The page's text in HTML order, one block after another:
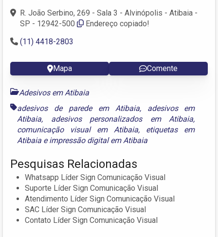
R. João Serbino, 269 - Sala 3 - Alvinópolis - Atibaia -
SP - 12942-500
Endereço copiado!
(11) 4418-2803
Mapa Comente
Adesivos em Atibaia
adesivos de parede em Atibaia, adesivos em
Atibaia, adesivos personalizados em Atibaia,
comunicação visual em Atibaia, etiquetas em
Atibaia eimpressão digital em Atibaia
Pesquisas Relacionadas
Whatsapp Líder Sign Comunicação Visual
Suporte Líder Sign Comunicação Visual
Atendimento Líder Sign Comunicação Visual
SAC Líder Sign Comunicação Visual
Contato Líder Sign Comunicação Visual